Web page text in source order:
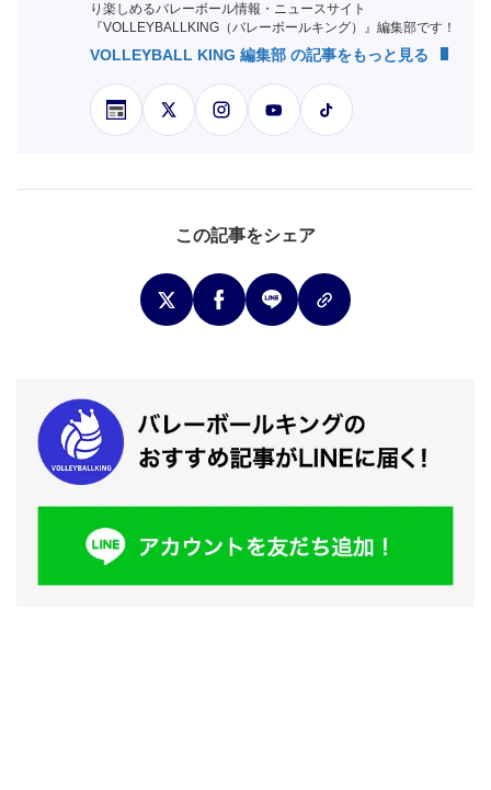
り楽しめるバレーボール情報・ニュースサイト
『VOLLEYBALLKING（バレーボールキング）』編集部です！
VOLLEYBALL KING 編集部 の記事をもっと見る
この記事をシェア